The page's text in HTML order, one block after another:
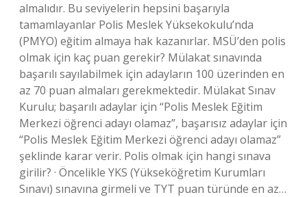
almalıdır. Bu seviyelerin hepsini başarıyla
tamamlayanlar Polis Meslek Yüksekokulu’nda
(PMYO) eğitim almaya hak kazanırlar. MSÜ’den polis
olmak için kaç puan gerekir? Mülakat sınavında
başarılı sayılabilmek için adayların 100 üzerinden en
az 70 puan almaları gerekmektedir. Mülakat Sınav
Kurulu; başarılı adaylar için “Polis Meslek Eğitim
Merkezi öğrenci adayı olamaz”, başarısız adaylar için
“Polis Meslek Eğitim Merkezi öğrenci adayı olamaz”
şeklinde karar verir. Polis olmak için hangi sınava
girilir? · Öncelikle YKS (Yükseköğretim Kurumları
Sınavı) sınavına girmeli ve TYT puan türünde en az…